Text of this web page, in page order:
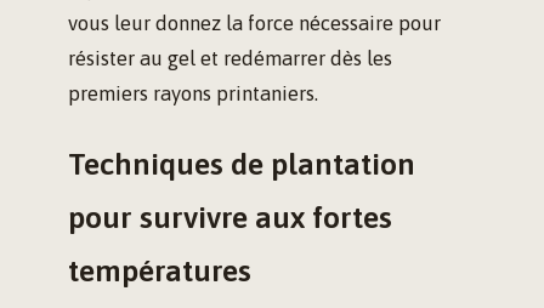
vous leur donnez la force nécessaire pour
résister au gel et redémarrer dès les
premiers rayons printaniers.
Techniques de plantation
pour survivre aux fortes
températures